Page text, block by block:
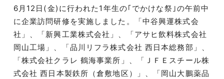
6月12日(金)に行われた1年生の｢でかけな祭｣の午前中
に企業訪問研修を実施しました。「中谷興運株式会
社」、「新興工業株式会社」、「アサヒ飲料株式会社
岡山工場」、「品川リフラ株式会社 西日本総務部」、
「株式会社クラレ 鶴海事業所」、「ＪＦＥスチール株
式会社 西日本製鉄所（倉敷地区）」、「岡山大鵬薬品